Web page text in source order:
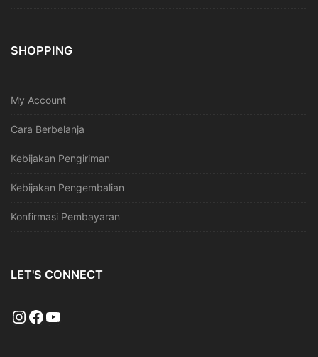
SHOPPING
My Account
Cara Berbelanja
Kebijakan Pengiriman
Kebijakan Pengembalian
Konfirmasi Pembayaran
LET'S CONNECT